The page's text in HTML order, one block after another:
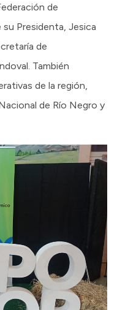
de
Presidenta, Jesica
de
También
de la región,
de Río Negro y